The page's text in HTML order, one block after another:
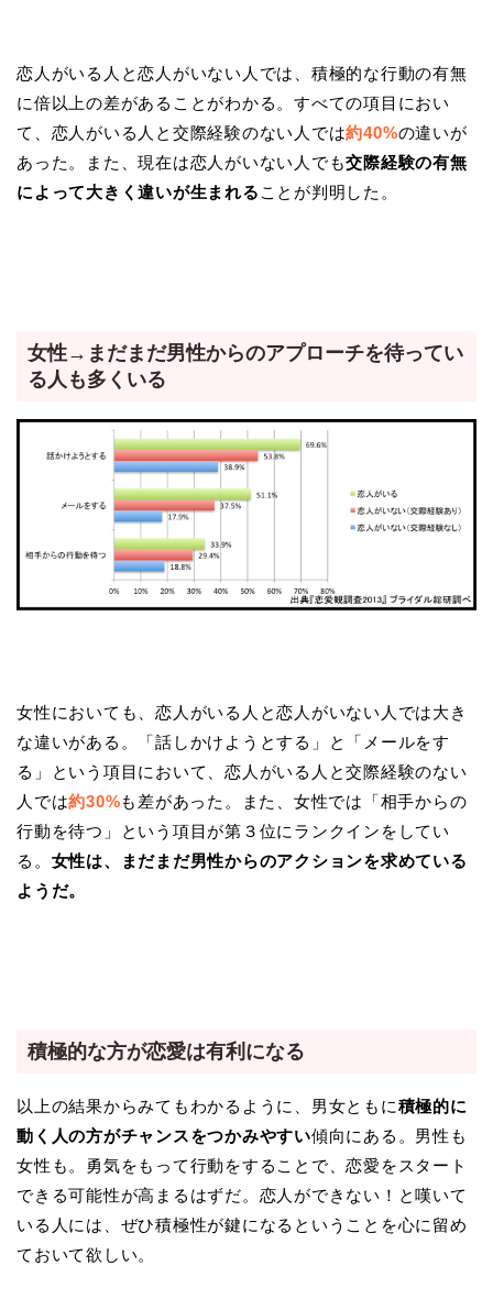
恋人がいる人と恋人がいない人では、積極的な行動の有無
に倍以上の差があることがわかる。すべての項目におい
て、恋人がいる人と交際経験のない人では約40%の違いが
あった。また、現在は恋人がいない人でも交際経験の有無
によって大きく違いが生まれる ことが判明した。
女性→まだまだ男性からのアプローチを待ってい
る人も多くいる
女性においても、恋人がいる人と恋人がいない人では大き
な違いがある。「話しかけようとする」と「メールをす
る」という項目において、恋人がいる人と交際経験のない
人では約30%も差があった。また、女性では「相手からの
行動を待つ」という項目が第３位にランクインをしてい
る。 女性は、まだまだ男性からのアクションを求めている
ようだ。
積極的な方が恋愛は有利になる
以上の結果からみてもわかるように、男女ともに積極的に
動く人の方がチャンスをつかみやすい傾向にある。男性も
女性も。勇気をもって行動をすることで、恋愛をスタート
できる可能性が高まるはずだ。恋人ができない！と嘆いて
いる人には、ぜひ積極性が鍵になるということを心に留め
ておいて欲しい。